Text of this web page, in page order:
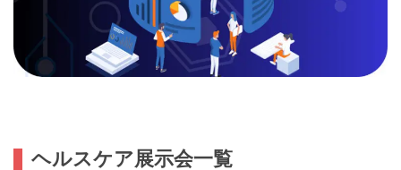
ヘルスケア展示会一覧